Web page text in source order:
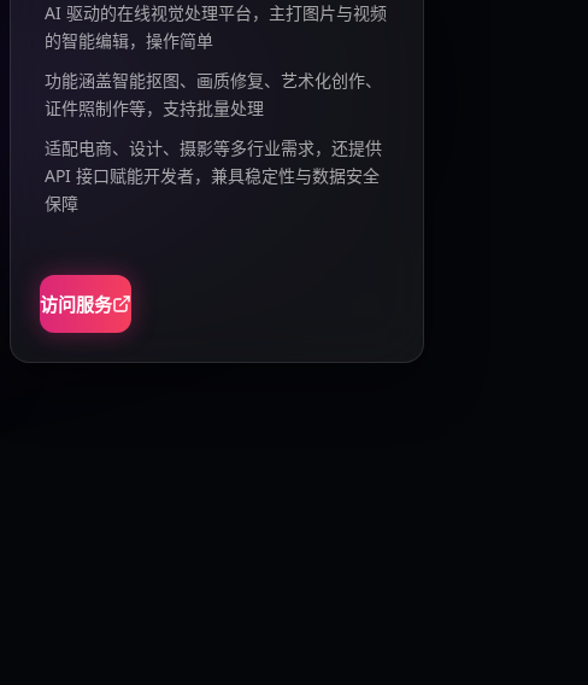
AI 驱动的在线视觉处理平台，主打图片与视频
的智能编辑，操作简单
功能涵盖智能抠图、画质修复、艺术化创作、
证件照制作等，支持批量处理
适配电商、设计、摄影等多行业需求，还提供
API 接口赋能开发者，兼具稳定性与数据安全
保障
访问服务